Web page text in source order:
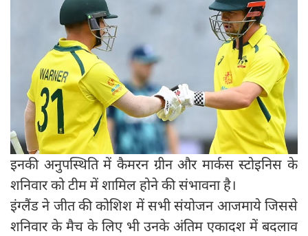
इनकी अनुपस्थिति में कैमरन ग्रीन और मार्कस स्टोइनिस के
शनिवार को टीम में शामिल होने की संभावना है।
इंग्लैंड ने जीत की कोशिश में सभी संयोजन आजमाये जिससे
शनिवार के मैच के लिए भी उनके अंतिम एकादश में बदलाव